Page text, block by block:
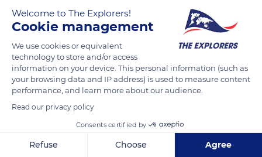
MANUAL DE TEORIA DE LA MENTE
PARA NIÑOS CON AUTISMO:
EJERCICIOS, MATERIALES Y
ESTRATEGIAS.LAS PERSONAS
PERCIBIMOS,SENTIMOS, PENSAMOS O
CREEMOS DISTINTO (INCLUYE CD CON
EL CONTENIDO Y MATERIALES EN COL
leer el libro pdf has not posted any
content yet
Welcome to The Explorers!
Cookie management
We use cookies or equivalent
technology to store and/or access
information on your device. This personal information (such as
your browsing data and IP address) is used to measure content
performance, and learn more about our audience.
Read our privacy policy
Consents certified by
Refuse Choose Agree